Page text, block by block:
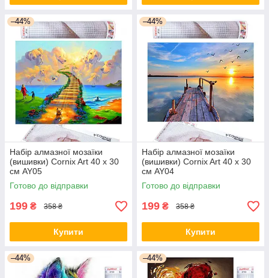
–44%
Набір алмазної мозаїки
(вишивки) Cornix Art 40 x 30
см AY05
Готово до відправки
199 ₴ 358 ₴
Купити
–44%
Набір алмазної мозаїки
(вишивки) Cornix Art 40 x 30
см AY04
Готово до відправки
199 ₴ 358 ₴
Купити
–44% –44%